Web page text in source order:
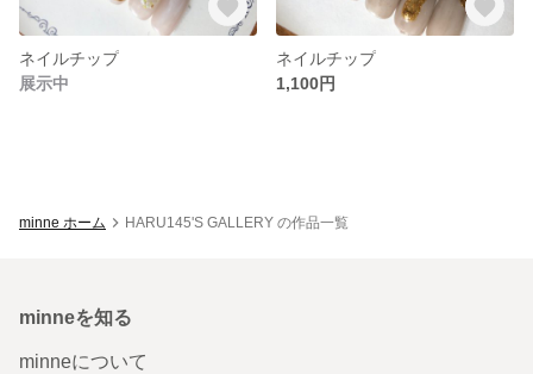
ネイルチップ
展示中
ネイルチップ
1,100円
minne ホーム HARU145'S GALLERY の作品一覧
minneを知る
minneについて